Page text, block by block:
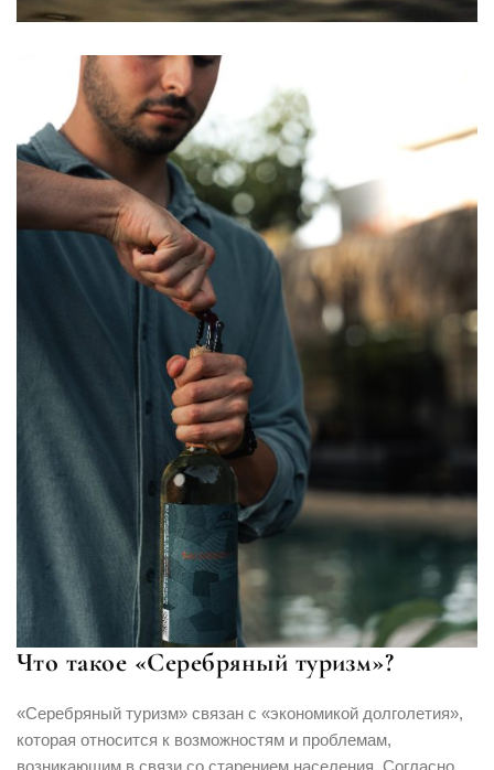
Что такое «Серебряный туризм»?
«Серебряный туризм» связан с «экономикой долголетия»,
которая относится к возможностям и проблемам,